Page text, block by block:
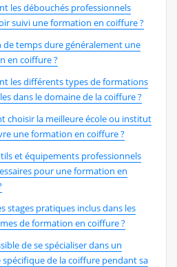
les débouchés professionnels
suivi une formation en coiffure ?
de temps dure généralement une
en coiffure ?
les différents types de formations
dans le domaine de la coiffure ?
choisir la meilleure école ou institut
une formation en coiffure ?
et équipements professionnels
pour une formation en
stages pratiques inclus dans les
de formation en coiffure ?
de se spécialiser dans un
de la coiffure pendant sa